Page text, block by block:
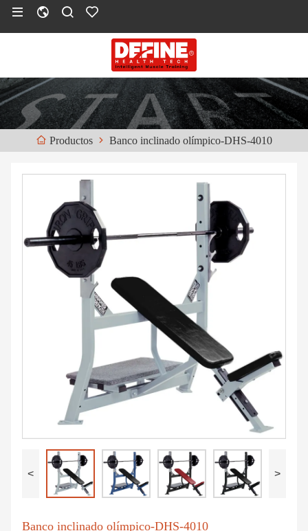
Productos Banco inclinado olímpico-DHS-4010
< >
Banco inclinado olímpico-DHS-4010